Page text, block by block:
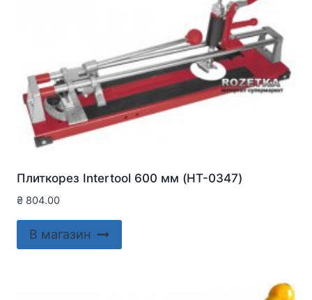
Плиткорез Intertool 600 мм (HT-0347)
₴ 804.00
В магазин